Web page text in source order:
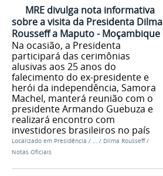
MRE divulga nota informativa
sobre a visita da Presidenta Dilma
Rousseff a Maputo - Moçambique
Na ocasião, a Presidenta
participará das cerimônias
alusivas aos 25 anos do
falecimento do ex-presidente e
herói da independência, Samora
Machel, manterá reunião com o
presidente Armando Guebuza e
realizará encontro com
investidores brasileiros no país
Localizado em Presidência / / Dilma Rousseff /
Notas Oficiais